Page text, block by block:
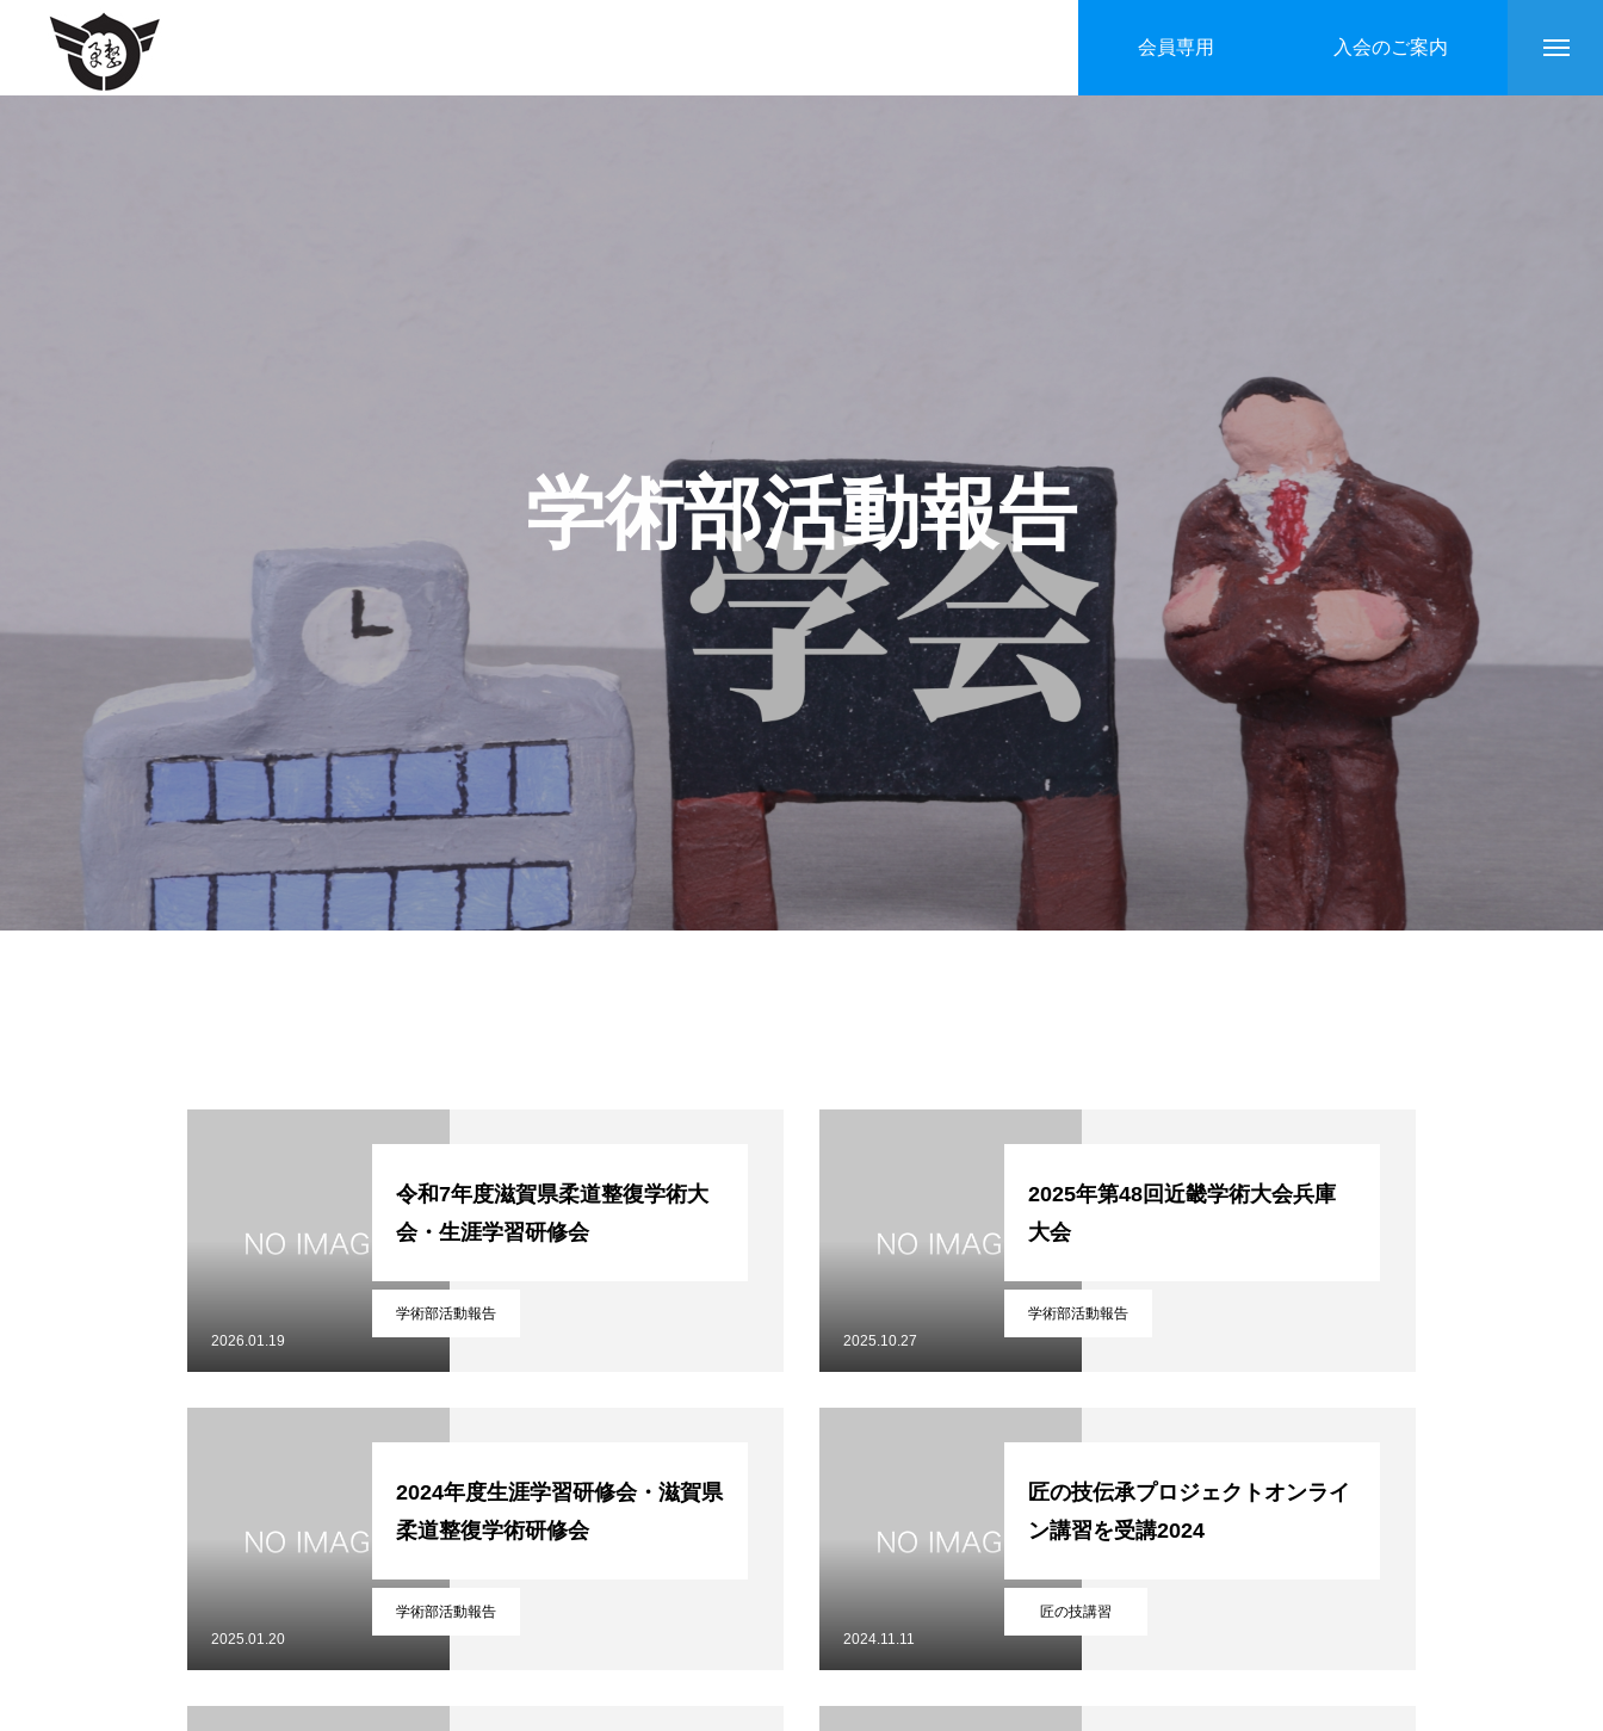
会員専用 入会のご案内
スポーツ支援・救護活動
活動実績 お申し込み
あなたの町の接(整)骨院
会員専用
プライバシーポリシー
学術部活動報告
学術部活動報告
令和7年度滋賀県柔道整復学術大
会・生涯学習研修会
2026.01.19
学術部活動報告
2025年第48回近畿学術大会兵庫
大会
2025.10.27
学術部活動報告
2024年度生涯学習研修会・滋賀県
柔道整復学術研修会
2025.01.20
匠の技講習
匠の技伝承プロジェクトオンライ
ン講習を受講2024
2024.11.11